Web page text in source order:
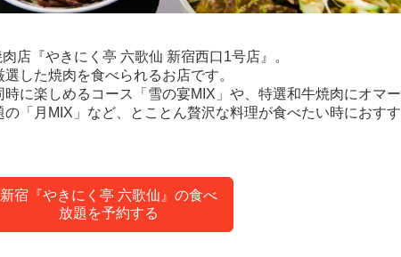
店『やきにく亭 六歌仙 新宿西口1号店』。
した焼肉を食べられるお店です。
に楽しめるコース「雪の宴MIX」や、特選和牛焼肉にオマー
「月MIX」など、とことん贅沢な料理が食べたい時におすす
新宿『やきにく亭 六歌仙』の食べ
放題を予約する